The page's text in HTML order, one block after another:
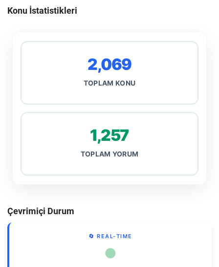
Konu İstatistikleri
2,069
TOPLAM KONU
1,257
TOPLAM YORUM
Çevrimiçi Durum
🔄 REAL-TIME
●